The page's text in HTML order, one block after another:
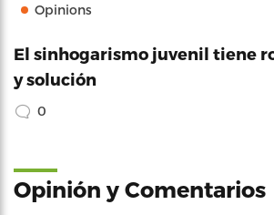
Opinions
El sinhogarismo juvenil tiene
y solución
0
Opinión y Comentarios